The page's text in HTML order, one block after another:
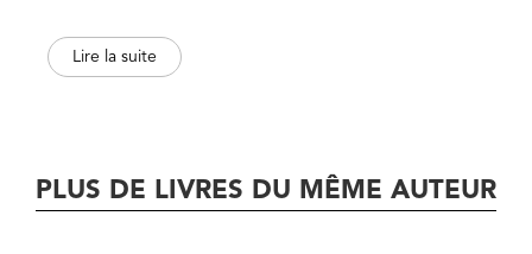
est un crime de haine contre les femmes en raison de leur
sexe, pour ce qu’elles sont ou ce qu’elles représentent. Du
ont fait figurer la notion de féminicide dans leurs
législations nationales, sans oublier l’Afrique et les
Lire la suite
PLUS DE LIVRES DU MÊME AUTEUR